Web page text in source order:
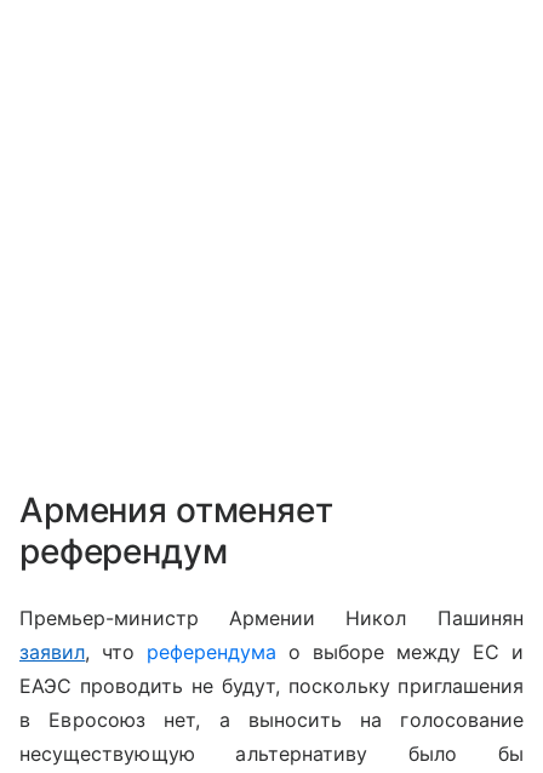
Армения отменяет
референдум
Премьер-министр Армении Никол Пашинян
заявил, что референдума о выборе между ЕС и
ЕАЭС проводить не будут, поскольку приглашения
в Евросоюз нет, а выносить на голосование
несуществующую альтернативу было бы